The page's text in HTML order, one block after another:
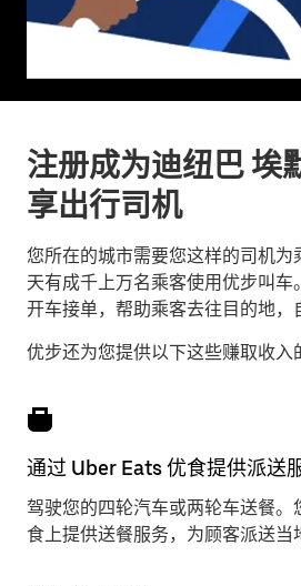
注册成为迪纽巴 埃
享出行司机
您所在的城市需要您这样的司机为
天有成千上万名乘客使用优步叫车
开车接单，帮助乘客去往目的地，
优步还为您提供以下这些赚取收入
通过 Uber Eats 优食提供派送
驾驶您的四轮汽车或两轮车送餐。
食上提供送餐服务，为顾客派送当